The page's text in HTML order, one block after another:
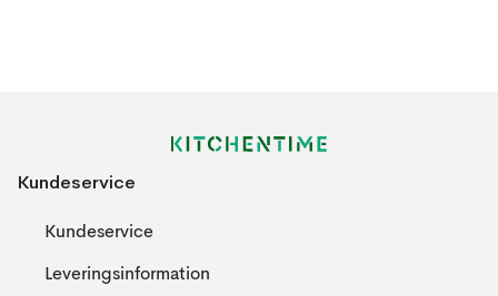
Kundeservice
Kundeservice
Leveringsinformation